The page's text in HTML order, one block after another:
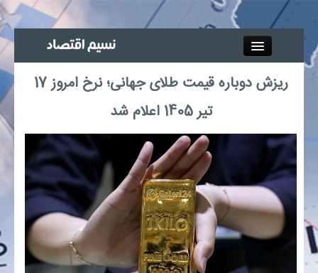
جذب خبرنگار
آگهی استخدام
پیوند‌ها
چند رسانه‌ای
اجتماعی
ریزش دوباره قیمت طلای جهانی؛ نرخ امروز 17
تیر 1405 اعلام شد